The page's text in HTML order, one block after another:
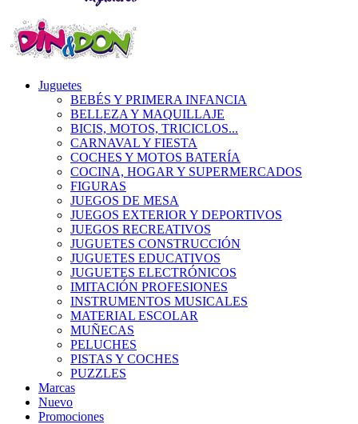
Juguetes
BEBÉS Y PRIMERA INFANCIA
BELLEZA Y MAQUILLAJE
BICIS, MOTOS, TRICICLOS...
CARNAVAL Y FIESTA
COCHES Y MOTOS BATERÍA
COCINA, HOGAR Y SUPERMERCADOS
FIGURAS
JUEGOS DE MESA
JUEGOS EXTERIOR Y DEPORTIVOS
JUEGOS RECREATIVOS
JUGUETES CONSTRUCCIÓN
JUGUETES EDUCATIVOS
JUGUETES ELECTRÓNICOS
IMITACIÓN PROFESIONES
INSTRUMENTOS MUSICALES
MATERIAL ESCOLAR
MUÑECAS
PELUCHES
PISTAS Y COCHES
PUZZLES
Marcas
Nuevo
Promociones